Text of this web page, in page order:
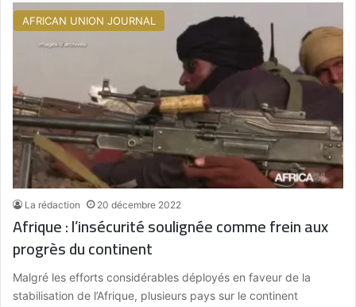
AFRICAN UNION JOURNAL
La rédaction 20 décembre 2022
Afrique : l’insécurité soulignée comme frein aux
progrès du continent
Malgré les efforts considérables déployés en faveur de la
stabilisation de l’Afrique, plusieurs pays sur le continent